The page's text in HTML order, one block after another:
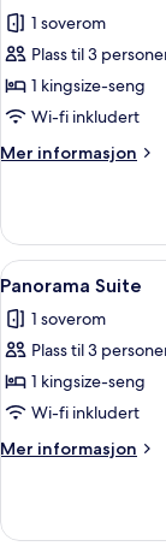
1 soverom
Plass til 3
1 kingsize-seng
Wi-fi inkludert
Mer informasjon
Mer
Suite
Åpne
alle
bildene
av
Panorama
Suite
4
Panorama Suite
1 soverom
Plass til 3
1 kingsize-seng
Wi-fi inkludert
Mer informasjon
Mer
Suite